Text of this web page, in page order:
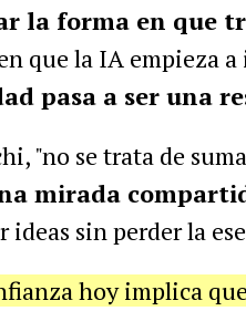
la forma en que
que la IA empieza
pasa a ser una
"no se trata de
mirada
ideas sin perder la
hoy implica